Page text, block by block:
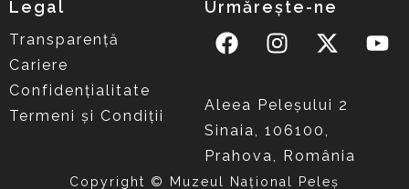
Legal
Transparență
Cariere
Confidențialitate
Termeni și Condiții
Urmărește-ne
Aleea Peleşului 2
Sinaia, 106100,
Prahova, România
Copyright © Muzeul Național Peleș